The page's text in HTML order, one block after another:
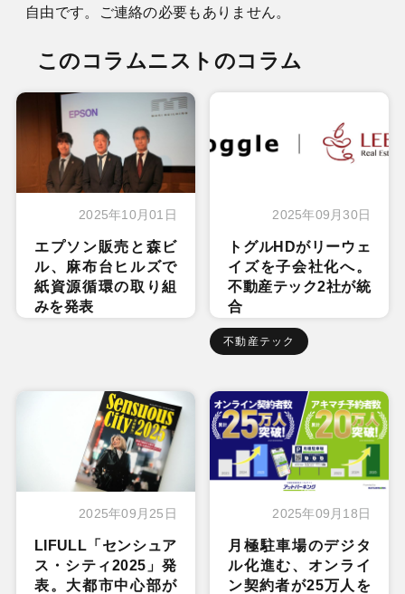
自由です。ご連絡の必要もありません。
このコラムニストのコラム
2025年10月01日
エプソン販売と森ビ
ル、麻布台ヒルズで
紙資源循環の取り組
みを発表
2025年09月30日
トグルHDがリーウェ
イズを子会社化へ。
不動産テック2社が統
合
不動産テック
2025年09月25日
LIFULL「センシュア
ス・シティ2025」発
表。大都市中心部が
2025年09月18日
月極駐車場のデジタ
ル化進む、オンライ
ン契約者が25万人を